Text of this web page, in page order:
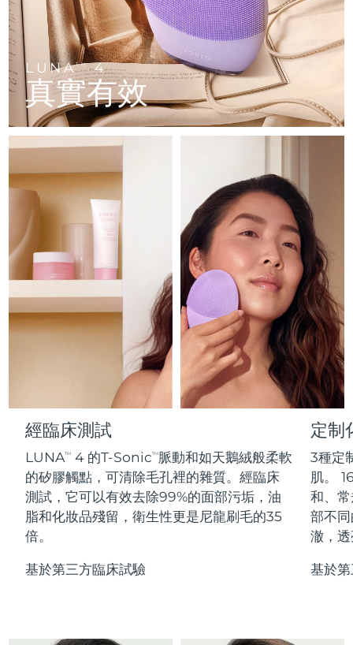
LUNATM4
真實有效
經臨床測試
LUNATM 4 的T-SonicTM脈動和如天鵝絨般柔軟
的矽膠觸點，可清除毛孔裡的雜質。經臨床
測試，它可以有效去除99%的面部污垢，油
脂和化妝品殘留，衛生性更是尼龍刷毛的35
倍。
基於第三方臨床試驗
定制
3種定
肌。
和、
部不
澈，
基於
LUNA™ 4 go
For travel or gym bag
LUNA™護膚
Premium cleansers & balm
LUNA™ 設備
All facial cleansing devices
BEAR™ 設備
All premium facelift devices
UFO™ 3 go
Portable red light therapy
面膜
Rejuvenation & hydration
UFO™ 設備
All deep facial hydration devices
issa™ 4 baby
For ages 0-3
issa™ Teeth Whitening Set
ISSA™ 設備
All silicone sonic toothbrushes
FAQ™ 102
Advanced clinical anti-aging
FAQ™ 103
Luxurious clinical anti-aging set
FAQ™ P1 Primer
Manuka honey primer
FAQ™護膚品
All FAQ™ skincare
FAQ™產品
All anti-aging treatments
FAQ™ 202
LED mask
FAQ™ 211
Anti-aging neck & décolleté LED mask
FAQ™ 221
Anti-aging LED hand mask
FAQ™護膚品
All FAQ™ skincare
FAQ™產品
All LED treatments
生髮
FAQ™ 301
LED hair strengthening scalp massager
FAQ™ Scalp Serum
Scalp recovery probiotic serum
FAQ™護膚品
All FAQ™ skincare
FAQ™產品
All hair treatments
肌膚年輕化
FAQ™ 501
Full-Spectrum Red Light Therapy
FAQ™ 502
Full-Spectrum Red Light Therapy
FAQ™ Red Light Serum
FAQ™ skincare
All FAQ™ skincare
FAQ™ products
All toning treatments
保健品
NEW
專業治療
脫毛
PEACH™ 2 Pro Max
Professional IPL hair removal device
PEACH™ 2
IPL hair removal
PEACH™ 2 go
Travel-friendly IPL hair removal
PEACH™ Cooling Prep Gel
身體護理
BEAR™ 2 body
Microcurrent body toning
LUNA™ 4 body
Massaging body brush
SUPERCHARGED™ serum
Firming body serum
ESPADA™ 2 plus
Recurring acne LED therapy
ESPADA™ 2
Acne treatment device
ESPADA™ Blemish Solution
眼部護理
BEAR™ 2 eyes & lips
Microcurrent line smoothing device
IRIS™ 2
Rejuvenating eye massager
眼部護膚
毛孔護理
KIWI™ derma
Diamond microdermabrasion .
Blackhead remover
LUNA™ 4 hair
2-in-1 LED scalp massager
LED light hairbrush
牙齒美白
NEW
issa™ Teeth Whitening Set
Dual LED + sonic device & 18% PAP gel
issa™ Teeth Whitening Gel
更多的
克羅埃西亞 預計送達日期8/12/26
賽普勒斯 預計送達日期8/13/26
捷克 預計送達日期
丹麥 預計送達日期8/12/26
芬蘭 預計送達日期 8/12/26
法國 預計送達日期8/12/26
法屬玻里尼西亞 預計送達日期 8/16/26
德國 預計送達日期 8/12/26
預計送達日期8/16/26
預計送達日期 8/12/26
中國香港特別行政區 8/13/26
匈牙利 預計送達日期8/12/26
冰島 預計送達日期 8/13/26
印尼 8/10/26
愛爾蘭 8/12/26